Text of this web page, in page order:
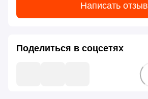
Написать отзыв
Поделиться в соцсетях